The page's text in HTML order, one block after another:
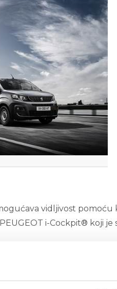
vidljivost pomoću
i-Cockpit® koji
mu omogućiti
za one koji provode